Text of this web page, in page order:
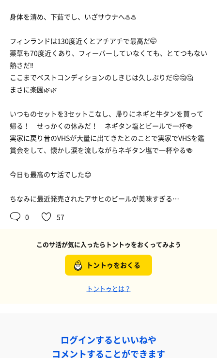
身体を清め、下茹でし、いざサウナへ♨️♨️
フィンランドは130度近くとアチアチで最高だ🤭
薬草も70度近くあり、フィーバーしていなくても、とてつもない
熱さだ‼️
ここまでベストコンディションのしきじは久しぶりだ🤔🤔🤔
まさに楽園🌿🌿
いつものセットを3セットこなし、帰りにネギと牛タンを買って
帰る！ せっかくの休みだ！ ネギタン塩とビールで一杯🍻
実家に戻り昔のVHSが大量に出てきたとのことで実家でVHSを鑑
賞会をして、懐かし涙を流しながらネギタン塩で一杯やる🍻
今日も最高のサ活でした😊
ちなみに最近発売されたアサヒのビールが美味すぎる…
0
57
このサ活が気に入ったらトントゥをおくってみよう
トントゥをおくる
トントゥとは？
ログインするといいねや
コメントすることができます